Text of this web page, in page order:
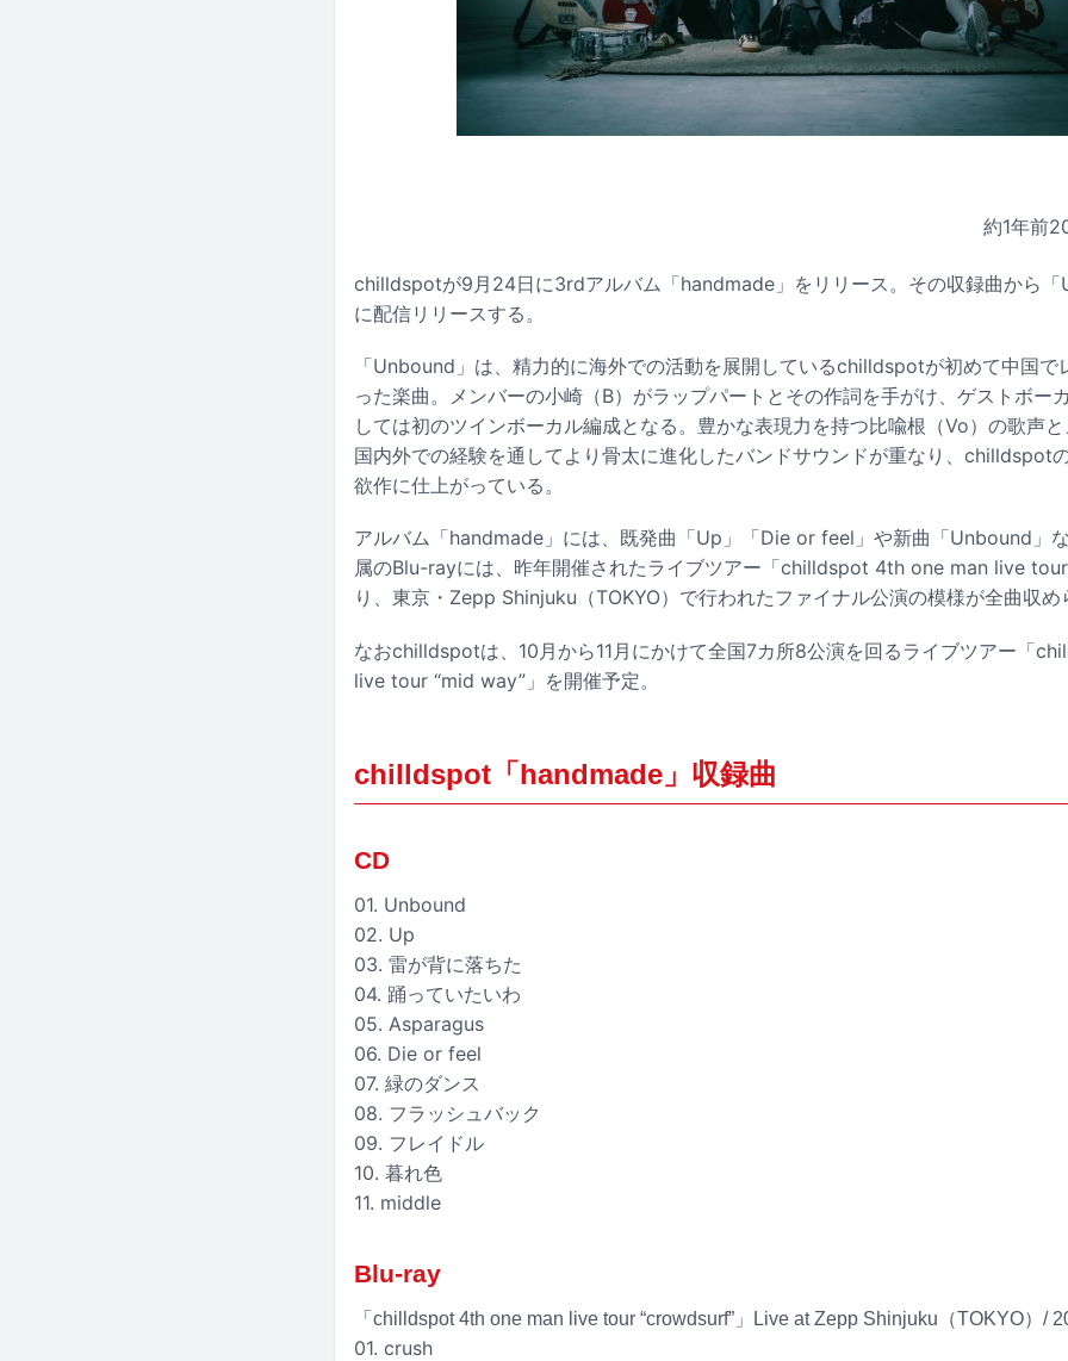
約1年前
chilldspotが9月24日に3rdアルバム「handmade」をリリース。その収録曲から
に配信リリースする。
「Unbound」は、精力的に海外での活動を展開しているchilldspotが初めて中国で
った楽曲。メンバーの小崎（B）がラップパートとその作詞を手がけ、ゲストボー
しては初のツインボーカル編成となる。豊かな表現力を持つ比喩根（Vo）の歌声と
国内外での経験を通してより骨太に進化したバンドサウンドが重なり、chilldspot
欲作に仕上がっている。
アルバム「handmade」には、既発曲「Up」「Die or feel」や新曲「Unbound」
属のBlu-rayには、昨年開催されたライブツアー「chilldspot 4th one man live
り、東京・Zepp Shinjuku（TOKYO）で行われたファイナル公演の模様が全曲収め
なおchilldspotは、10月から11月にかけて全国7カ所8公演を回るライブツアー「
live tour “mid way”」を開催予定。
chilldspot「handmade」収録曲
CD
01. Unbound
02. Up
03. 雷が背に落ちた
04. 踊っていたいわ
05. Asparagus
06. Die or feel
07. 緑のダンス
08. フラッシュバック
09. フレイドル
10. 暮れ色
11. middle
Blu-ray
「chilldspot 4th one man live tour “crowdsurf”」Live at Zepp Shinjuku（TOKYO）/
01. crush